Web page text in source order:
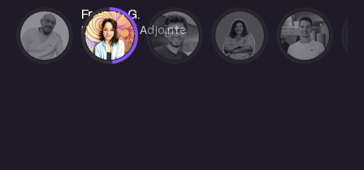
France G.
Directrice Adjointe